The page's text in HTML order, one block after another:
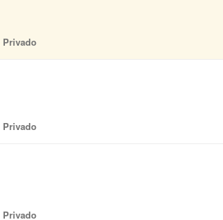
Privado
Privado
Privado